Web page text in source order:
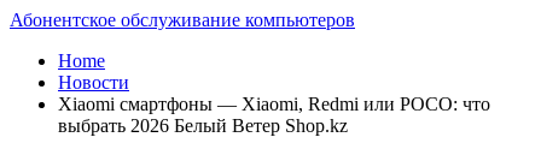
Абонентское обслуживание компьютеров
Home
Новости
Xiaomi смартфоны — Xiaomi, Redmi или POCO: что
выбрать 2026 Белый Ветер Shop.kz